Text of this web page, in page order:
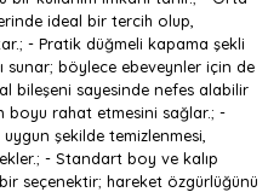
ideal bir tercih olup,
- Pratik düğmeli kapama şekli
sunar; böylece ebeveynler için de
bileşeni sayesinde nefes alabilir
boyu rahat etmesini sağlar.; -
şekilde temizlenmesi,
- Standart boy ve kalıp
seçenektir; hareket özgürlüğünü